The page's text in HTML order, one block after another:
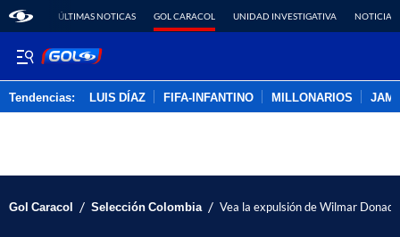
ÚLTIMAS NOTICAS GOL CARACOL UNIDAD INVESTIGATIVA NOTICIAS
Tendencias: LUIS DÍAZ FIFA-INFANTINO MILLONARIOS
Gol Caracol / Selección Colombia / Vea la expulsión de Wilmar